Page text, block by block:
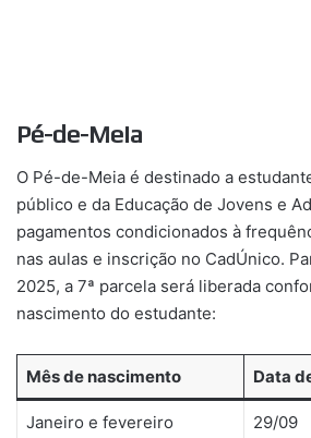
Pé-de-Meia
O Pé-de-Meia é destinado a
público e da Educação de Jovens e
pagamentos condicionados à
nas aulas e inscrição no CadÚnico.
2025, a 7ª parcela será liberada
nascimento do estudante:
Mês de nascimento Data
Janeiro e fevereiro 29/09